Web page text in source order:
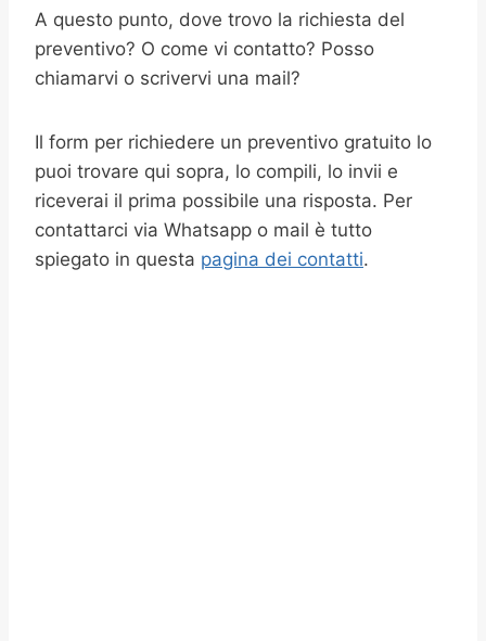
A questo punto, dove trovo la richiesta del
preventivo? O come vi contatto? Posso
chiamarvi o scrivervi una mail?
Il form per richiedere un preventivo gratuito lo
puoi trovare qui sopra, lo compili, lo invii e
riceverai il prima possibile una risposta. Per
contattarci via Whatsapp o mail è tutto
spiegato in questa pagina dei contatti.